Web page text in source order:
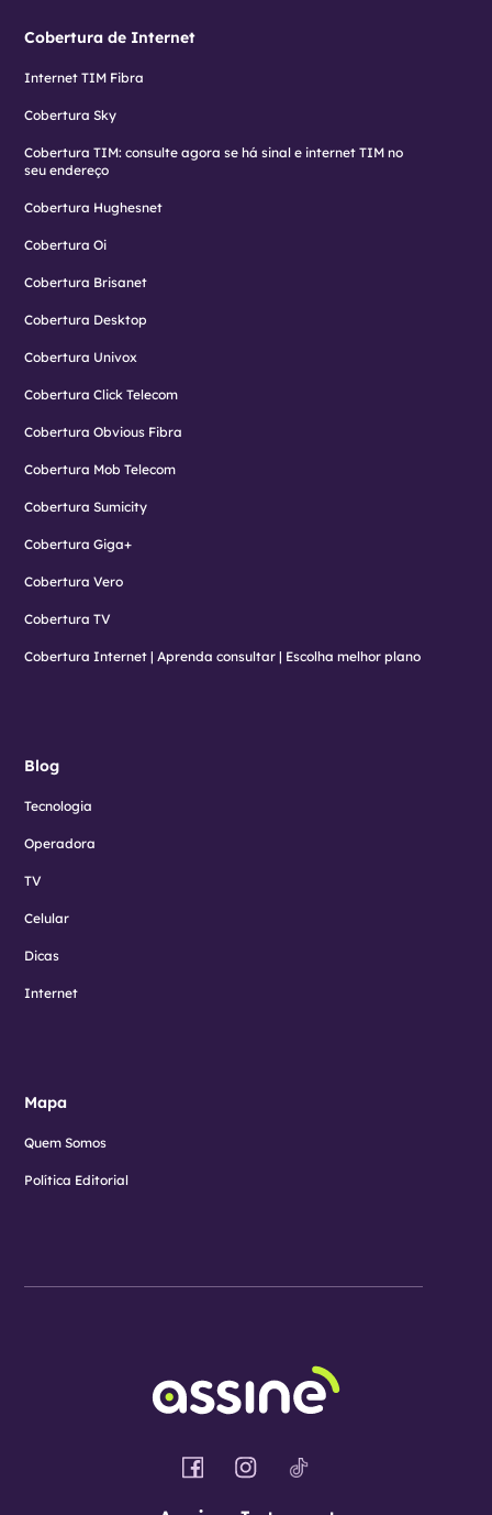
Cobertura de Internet
Internet TIM Fibra
Cobertura Sky
Cobertura TIM: consulte agora se há sinal e internet TIM no
seu endereço
Cobertura Hughesnet
Cobertura Oi
Cobertura Brisanet
Cobertura Desktop
Cobertura Univox
Cobertura Click Telecom
Cobertura Obvious Fibra
Cobertura Mob Telecom
Cobertura Sumicity
Cobertura Giga+
Cobertura Vero
Cobertura TV
Cobertura Internet | Aprenda consultar | Escolha melhor plano
Blog
Tecnologia
Operadora
TV
Celular
Dicas
Internet
Mapa
Quem Somos
Política Editorial